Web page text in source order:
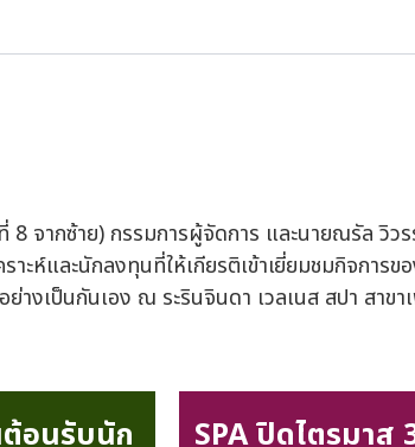
จากซ้าย) กรรมการผู้จัดการ และนายณรัล วิว
ห์และนักลงทุนที่ให้เกียรติเข้าเยี่ยมชมกิจการขอ
งเป็นกันเอง ณ ระรินจินดา เวลเนส สปา สาขา
ต้อนรับนัก
SPA ปิดไตรมาส